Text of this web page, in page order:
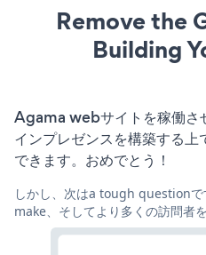
Remove the
Building
Agama webサイトを稼働さ
インプレゼンスを構築する
できます。おめでとう！
しかし、次はa tough questionで
make、そしてより多くの訪問者